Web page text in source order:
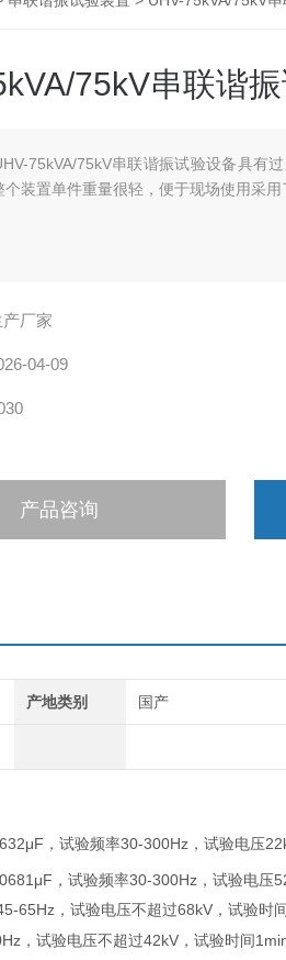
75kV串联谐
75kVA/75kV串联谐振试验设备具有
个装置单件重量很轻，便于现场使用采
厂家
04-09
产品咨询
产地类别 国产
，试验频率30-300Hz，试验电压
，试验频率30-300Hz，试验电压
65Hz，试验电压不超过68kV，试验时间
，试验电压不超过42kV，试验时间1min